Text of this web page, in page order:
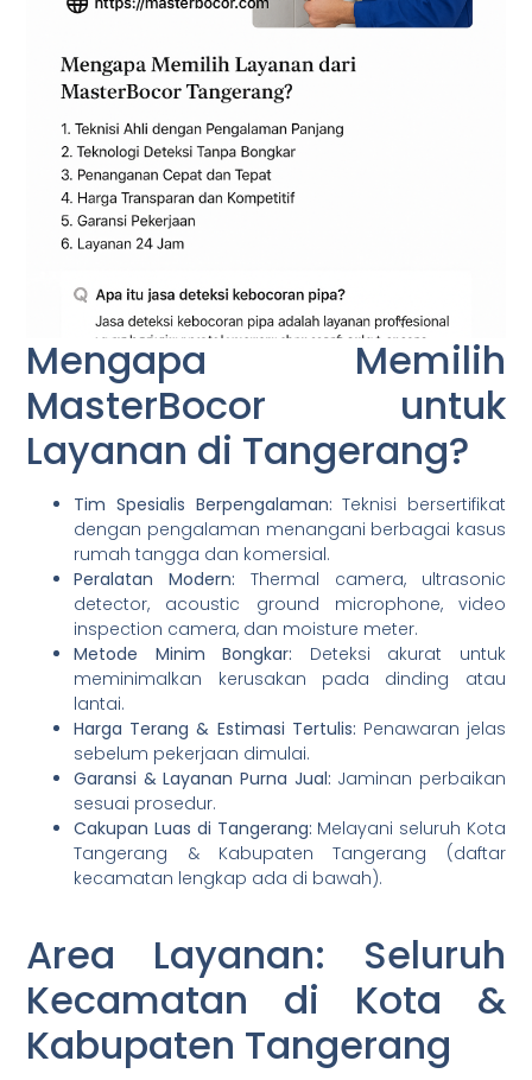
Mengapa Memilih
MasterBocor untuk
Layanan di Tangerang?
Tim Spesialis Berpengalaman: Teknisi bersertifikat
dengan pengalaman menangani berbagai kasus
rumah tangga dan komersial.
Peralatan Modern: Thermal camera, ultrasonic
detector, acoustic ground microphone, video
inspection camera, dan moisture meter.
Metode Minim Bongkar: Deteksi akurat untuk
meminimalkan kerusakan pada dinding atau
lantai.
Harga Terang & Estimasi Tertulis: Penawaran jelas
sebelum pekerjaan dimulai.
Garansi & Layanan Purna Jual: Jaminan perbaikan
sesuai prosedur.
Cakupan Luas di Tangerang: Melayani seluruh Kota
Tangerang & Kabupaten Tangerang (daftar
kecamatan lengkap ada di bawah).
Area Layanan: Seluruh
Kecamatan di Kota &
Kabupaten Tangerang